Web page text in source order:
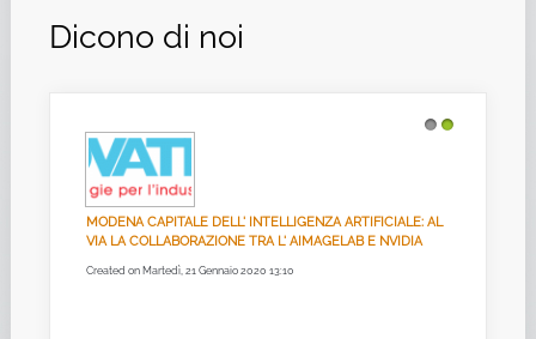
Dicono di noi
MODENA CAPITALE DELL' INTELLIGENZA ARTIFICIALE: AL
VIA LA COLLABORAZIONE TRA L' AIMAGELAB E NVIDIA
Created on Martedì, 21 Gennaio 2020 13:10